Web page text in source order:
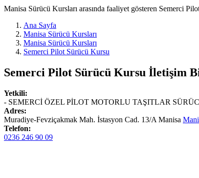
Manisa Sürücü Kursları arasında faaliyet gösteren Semerci
Ana Sayfa
Manisa Sürücü Kursları
Manisa Sürücü Kursları
Semerci Pilot Sürücü Kursu
Semerci Pilot Sürücü Kursu İletişim
Yetkili:
- SEMERCİ ÖZEL PİLOT MOTORLU TAŞITLAR
Adres:
Muradiye-Fevziçakmak Mah. İstasyon Cad. 13/A Manisa
Telefon:
0236 246 90 09